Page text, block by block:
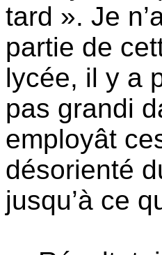
tard ». Je
partie de
lycée, il y a
pas grandi
employât
désorienté
jusqu’à ce